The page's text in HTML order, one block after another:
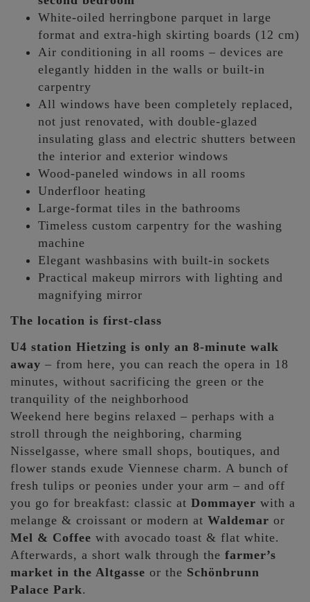
White-oiled herringbone parquet in large
format and extra-high skirting boards (12 cm)
Air conditioning in all rooms – devices are
elegantly hidden in the walls or built-in
carpentry
All windows have been completely replaced,
not just renovated, with double-glazed
insulating glass and electric shutters between
the interior and exterior windows
Wood-paneled windows in all rooms
Underfloor heating
Large-format tiles in the bathrooms
Timeless custom carpentry for the washing
machine
Elegant washbasins with built-in sockets
Practical makeup mirrors with lighting and
magnifying mirror
The location is first-class
U4 station Hietzing is only an 8-minute walk
away – from here, you can reach the opera in 18
minutes, without sacrificing the green or the
tranquility of the neighborhood
Weekend here begins relaxed – perhaps with a
stroll through the neighboring, charming
Nisselgasse, where small shops, boutiques, and
flower stands exude Viennese charm. A bunch of
fresh tulips or peonies under your arm – and off
you go for breakfast: classic at Dommayer with a
melange & croissant or modern at Waldemar or
Mel & Coffee with avocado toast & flat white.
Afterwards, a short walk through the farmer’s
market in the Altgasse or the Schönbrunn
Palace Park.